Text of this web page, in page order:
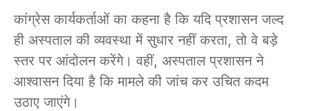
कांग्रेस कार्यकर्ताओं का कहना है कि यदि प्रशासन जल्द
ही अस्पताल की व्यवस्था में सुधार नहीं करता, तो वे बड़े
स्तर पर आंदोलन करेंगे। वहीं, अस्पताल प्रशासन ने
आश्वासन दिया है कि मामले की जांच कर उचित कदम
उठाए जाएंगे।